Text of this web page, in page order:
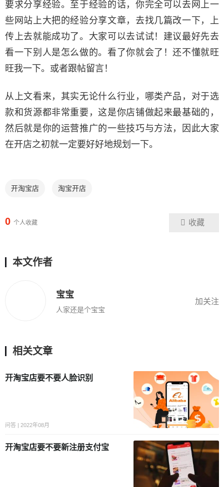
要求分享经验。至于经验的话，你完全可以去网上一
些网站上大把的经验分享文章，去找几篇改一下，上
传上去就能成功了。大家可以去试试！建议最好先去
看一下别人是怎么做的。看了你就会了！还不懂就旺
旺我一下。或者跟帖留言！
从上文看来，其实无论什么行业，哪类产品，对于选
款和货源都非常重要，这是你店铺做起来最基础的，
然后就是你的运营推广的一些技巧与方法，因此大家
在开店之初就一定要好好地规划一下。
开淘宝店 淘宝开店
0 个人收藏 收藏
本文作者
宝宝
人家还是个宝宝
加关注
相关文章
开淘宝店要不要人脸识别
问答 | 2022年08月
开淘宝店要不要新注册支付宝